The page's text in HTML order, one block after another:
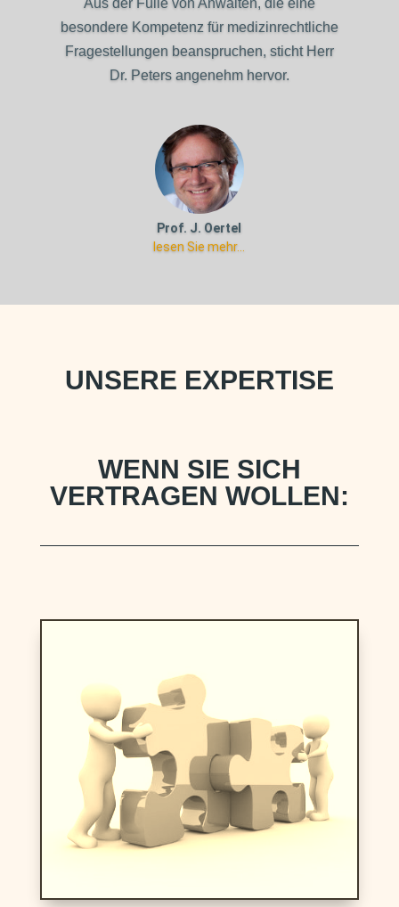
Dr. Peters als außerordentlich kompetenter
Fachanwalt in meinem komplexen und
langwierigen Verfahren zu meinem
UNSERE EXPERTISE
WENN SIE SICH
VERTRAGEN WOLLEN: